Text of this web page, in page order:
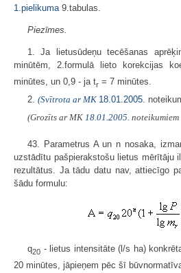
1.pielikuma9.tabulas.
Piezīmes.
1. Ja lietusūdeņu tecēšanas
minūtēm, 2.formulā lieto korekcijas
minūtes, un 0,9 - ja tr = 7 minūtes.
2. (Svītrota ar MK 18.01.2005.
(Grozīts ar MK 18.01.2005. noteikumiem
43. Parametrus A un n nosaka,
uzstādītu pašpierakstošu lietus mērītāju
rezultātus. Ja tādu datu nav, attiecīgo
šādu formulu:
q20 - lietus intensitāte (l/s ha)
20 minūtes, jāpieņem pēc šī